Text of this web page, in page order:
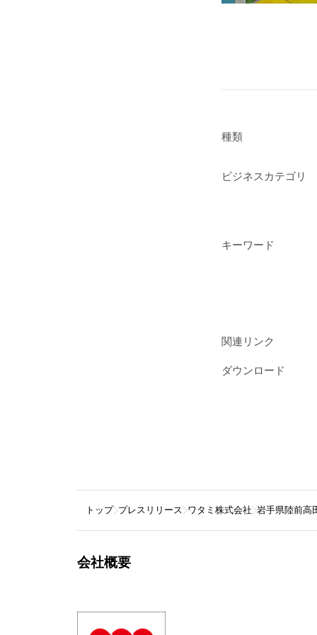
種類
ビジネスカテゴリ
キーワード
関連リンク
ダウンロード
トップ プレスリリース ワタミ株式会社 岩手県陸前高
会社概要